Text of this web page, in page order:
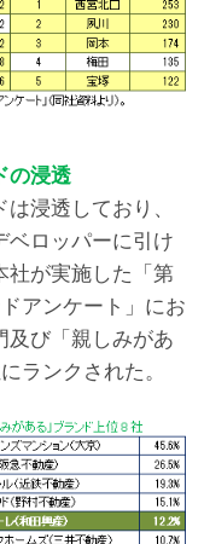
の浸透
浸透しており、
ベロッパーに引け
社が実施した「第
アンケート」にお
及び「親しみがあ
ランクされた。